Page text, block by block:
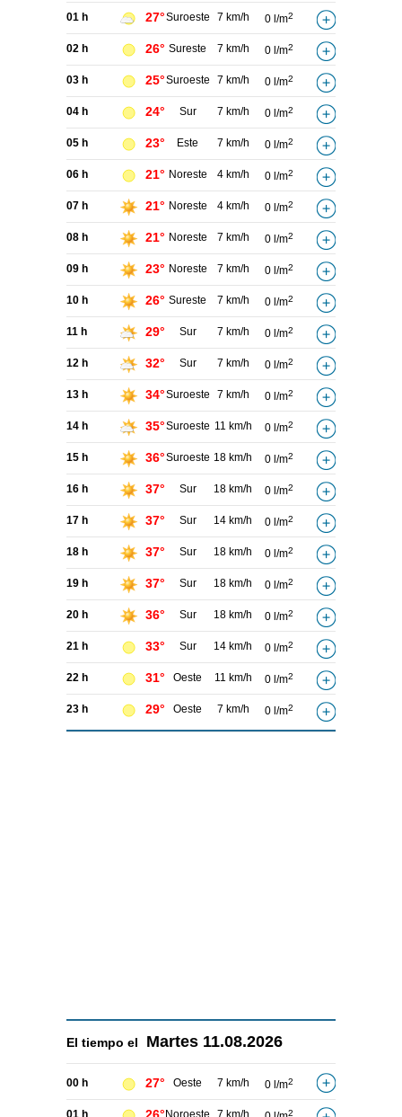
01 h 27°Suroeste 7 km/h 0 l/m2
02 h 26° Sureste 7 km/h 0 l/m2
03 h 25°Suroeste 7 km/h 0 l/m2
04 h 24° Sur 7 km/h 0 l/m2
05 h 23° Este 7 km/h 0 l/m2
06 h 21° Noreste 4 km/h 0 l/m2
07 h 21° Noreste 4 km/h 0 l/m2
08 h 21° Noreste 7 km/h 0 l/m2
09 h 23° Noreste 7 km/h 0 l/m2
10 h 26° Sureste 7 km/h 0 l/m2
11 h 29° Sur 7 km/h 0 l/m2
12 h 32° Sur 7 km/h 0 l/m2
13 h 34°Suroeste 7 km/h 0 l/m2
14 h 35°Suroeste 11 km/h 0 l/m2
15 h 36°Suroeste 18 km/h 0 l/m2
16 h 37° Sur 18 km/h 0 l/m2
17 h 37° Sur 14 km/h 0 l/m2
18 h 37° Sur 18 km/h 0 l/m2
19 h 37° Sur 18 km/h 0 l/m2
20 h 36° Sur 18 km/h 0 l/m2
21 h 33° Sur 14 km/h 0 l/m2
22 h 31° Oeste 11 km/h 0 l/m2
23 h 29° Oeste 7 km/h 0 l/m2
El tiempo el Martes 11.08.2026
00 h 27° Oeste 7 km/h 0 l/m2
2